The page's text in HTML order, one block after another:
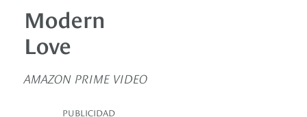
Modern
Love
AMAZON PRIME VIDEO
PUBLICIDAD